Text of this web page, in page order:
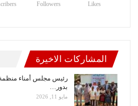
Likes
Followers
المشاركات الاخيرة
رئيس مجلس أمناء منظمة
بدور…
مايو 11, 2026